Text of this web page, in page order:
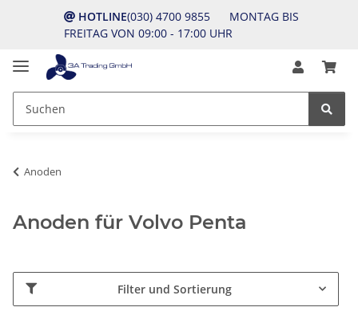
HOTLINE(030) 4700 9855 MONTAG BIS
FREITAG VON 09:00 - 17:00 UHR
Anoden
Anoden für Volvo Penta
Filter und Sortierung